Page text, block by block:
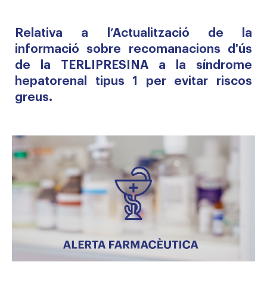
Relativa a l’Actualització de la
informació sobre recomanacions d'ús
de la TERLIPRESINA a la síndrome
hepatorenal tipus 1 per evitar riscos
greus.